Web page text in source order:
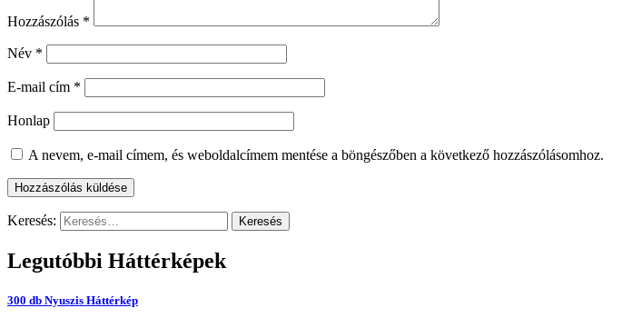
Hozzászólás *
Név *
E-mail cím *
Honlap
A nevem, e-mail címem, és weboldalcímem mentése a böngészőben a következő hozzászólásomhoz.
Keresés:
Legutóbbi Háttérképek
300 db Nyuszis Háttérkép